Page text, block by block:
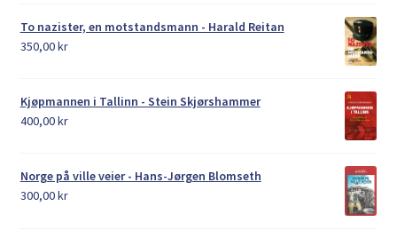
To nazister, en motstandsmann - Harald Reitan
350,00kr
Kjøpmannen i Tallinn - Stein Skjørshammer
400,00kr
Norge på ville veier - Hans-Jørgen Blomseth
300,00kr